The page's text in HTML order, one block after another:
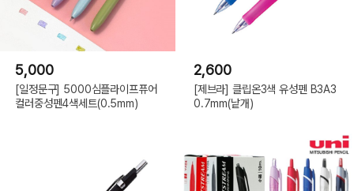
5,000
[일정문구] 5000심플라이프퓨어
컬러중성펜4색세트(0.5mm)
2,600
[제브라] 클립온3색 유성펜 B3A3
0.7mm(낱개)